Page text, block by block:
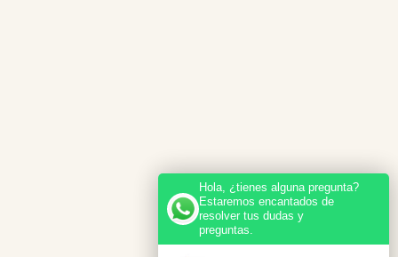
Hola, ¿tienes alguna pregunta?
Estaremos encantados de
resolver tus dudas y
preguntas.